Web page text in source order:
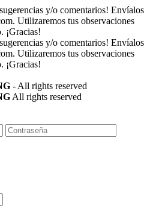
y/o comentarios! Envíalos
. Utilizaremos tus observaciones
¡Gracias!
y/o comentarios! Envíalos
. Utilizaremos tus observaciones
¡Gracias!
- All rights reserved
All rights reserved